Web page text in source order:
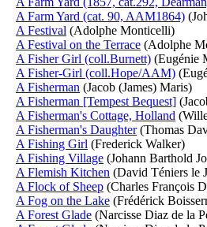
A Farm Yard (cat. 90, AAM1864)
A Festival (Adolphe Monticelli)
A Festival on the Terrace (Adolphe
A Fisher Girl (coll.Burnett) (Eugénie
A Fisher-Girl (coll.Hope/AAM)
A Fisherman (Jacob (James) Maris)
A Fisherman [Tempest Bequest]
A Fisherman's Cottage, Holland
A Fisherman's Daughter(Thomas
A Fishing Girl (Frederick Walker)
A Fishing Village (Johann Barthold
A Flemish Kitchen (David Téniers le
A Flock of Sheep (Charles François
A Fog on the Lake (Frédérick
A Forest Glade (Narcisse Diaz de la